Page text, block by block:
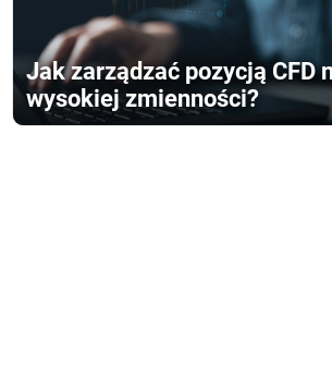
Jak zarządzać pozycją CFD
wysokiej zmienności?